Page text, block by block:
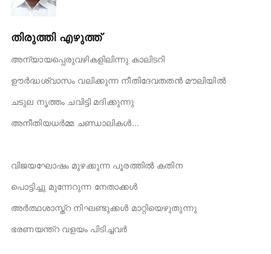
തിരുത്തി എഴുത്ത്
അന്യായപ്പെരുവഴികളിലിന്നു കാലിടറി
ഊർദ്ധശ്വാസം വലിക്കുന്ന നീതിദേവതതൻ മൗലിയിൽ
ചടുല നൃത്തം ചവിട്ടി മദിക്കുന്നു
അനീതിയധർമ്മ ചണ്ഡാലികൾ...
വിജയഘോഷം മുഴക്കുന്ന പൂരത്തിൽ കതിന
പൊട്ടിച്ചു മുന്നേറുന്ന നേതാക്കൾ
അർത്ഥശാസ്ത്റ നിഘണ്ടുക്കൾ മാറ്റിയെഴുതുന്നു
ഭരണയന്ത്റ വളയം പിടിച്ചവർ